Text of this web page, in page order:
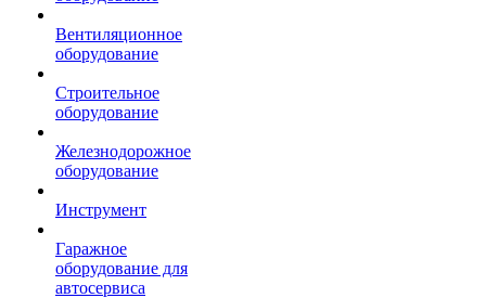
Вентиляционное
оборудование
Строительное
оборудование
Железнодорожное
оборудование
Инструмент
Гаражное
оборудование для
автосервиса